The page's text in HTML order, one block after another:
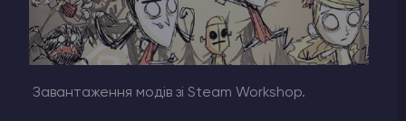
Завантаження модів зі Steam Workshop.